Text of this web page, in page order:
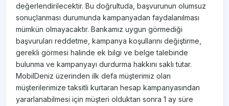
değerlendirilecektir. Bu doğrultuda, başvurunun olumsuz
sonuçlanması durumunda kampanyadan faydalanılması
mümkün olmayacaktır. Bankamız uygun görmediği
başvuruları reddetme, kampanya koşullarını değiştirme,
gerekli görmesi halinde ek bilgi ve belge talebinde
bulunma ve kampanyayı durdurma hakkını saklı tutar.
MobilDeniz üzerinden ilk defa müşterimiz olan
müşterilerimize taksitli kurtaran hesap kampanyasından
yararlanabilmesi için müşteri olduktan sonra 1 ay süre